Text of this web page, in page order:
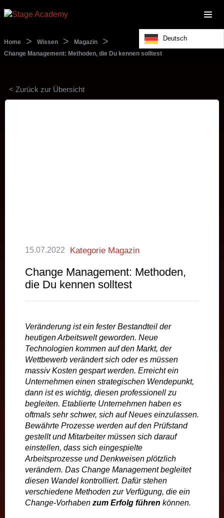
Home > Wissen > Magazin >
Change Management: Methoden, die Du kennen solltest
< Zurück zur Übersicht
15.07.2022 Kategorie Magazin
Change Management: Methoden,
die Du kennen solltest
Veränderung ist ein fester Bestandteil der
heutigen Arbeitswelt geworden. Neue
Technologien kommen auf den Markt, der
Wettbewerb verändert sich oder es müssen
massiv Kosten gespart werden. Erreicht ein
Unternehmen einen strategischen Wendepunkt,
dann ist es wichtig, diesen professionell zu
begleiten. Etablierte Unternehmen haben es
oftmals sehr schwer, sich auf Neues einzulassen.
Bewährte Prozesse werden auf den Prüfstand
gestellt und Mitarbeiter müssen sich darauf
einstellen, dass sich eingespielte
Arbeitsprozesse und Denkweisen plötzlich
verändern. Das Change Management begleitet
diesen Wandel kontrolliert. Dafür stehen
verschiedene Methoden zur Verfügung, die ein
Change-Vorhaben zum Erfolg führen können.
Deutsch